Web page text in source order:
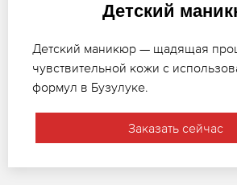
Детский
Детский маникюр — щадящая
чувствительной кожи с
формул в Бузулуке.
Заказать сейчас